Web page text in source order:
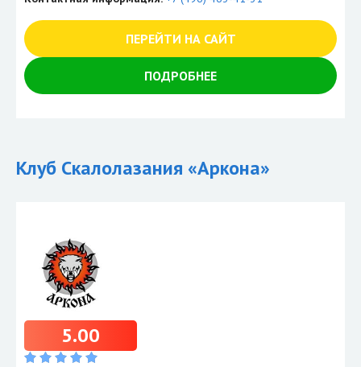
ПЕРЕЙТИ НА САЙТ
ПОДРОБНЕЕ
Клуб Скалолазания «Аркона»
5.00